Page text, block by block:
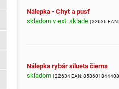
Nálepka - Chyť a pusť
skladom v ext. sklade | 22636 EAN:
Nálepka rybár silueta čierna
skladom | 22634EAN: